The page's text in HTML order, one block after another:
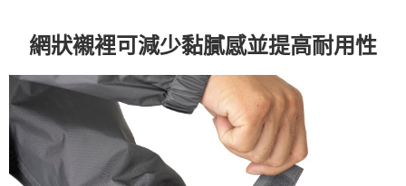
付款後7-11取貨
每筆NT$60，滿NT$1,900(含以上)免運費
宅配
每筆NT$130
網狀襯裡可減少黏膩感並提高耐用性